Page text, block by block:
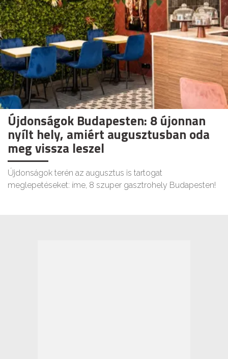
Újdonságok Budapesten: 8 újonnan
nyílt hely, amiért augusztusban oda
meg vissza leszel
Újdonságok terén az augusztus is tartogat
meglepetéseket: íme, 8 szuper gasztrohely Budapesten!